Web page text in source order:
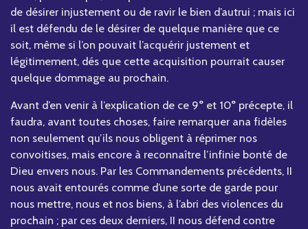
de désirer injustement ou de ravir le bien d’autrui ; mais ici
il est défendu de le désirer de quelque manière que ce
soit, même si l’on pouvait l’acquérir justement et
légitimement, dés que cette acquisition pourrait causer
quelque dommage au prochain.
Avant d’en venir à l’explication de ce 9° et 10° précepte, il
faudra, avant toutes choses, faire remarquer ana fidèles
non seulement qu’ils nous obligent à réprimer nos
convoitises, mais encore à reconnaître l’infinie bonté de
Dieu envers nous. Par les Commandements précédents, II
nous avait entourés comme d’une sorte de garde pour
nous mettre, nous et nos biens, à l’abri des violences du
prochain ; par ces deux derniers, II nous défend contre